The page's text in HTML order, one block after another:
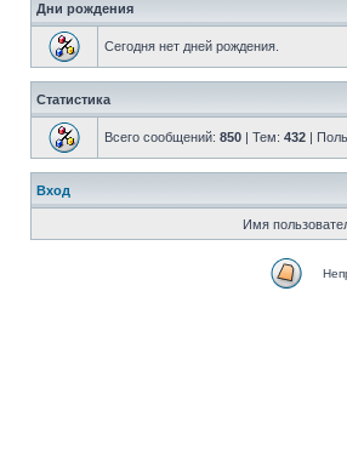
Дни рождения
Сегодня нет дней рождения.
Статистика
Всего сообщений: 850 | Тем: 432 |
Вход
Имя